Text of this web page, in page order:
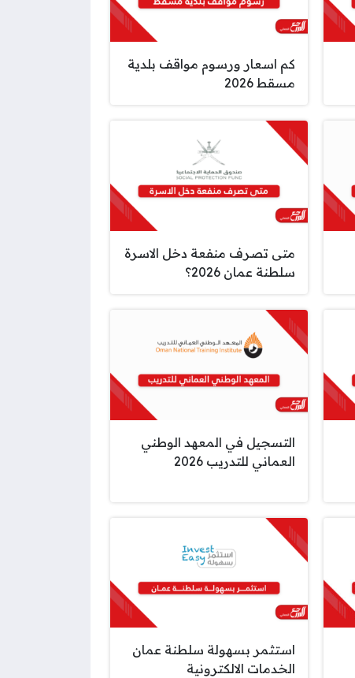
كم اسعار ورسوم مواقف بلدية
مسقط 2026
متى تصرف منفعة دخل الاسرة
سلطنة عمان 2026؟
التسجيل في المعهد الوطني
العماني للتدريب 2026
استثمر بسهولة سلطنة عمان
الخدمات الالكترونية